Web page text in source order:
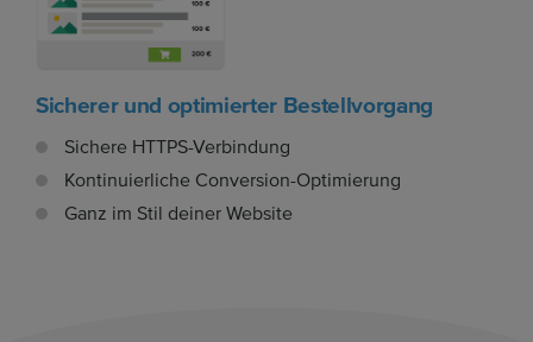
Sicherer und optimierter Bestellvorgang
Sichere HTTPS-Verbindung
Kontinuierliche Conversion-Optimierung
Ganz im Stil deiner Website